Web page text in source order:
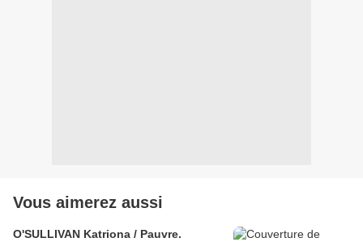
Vous aimerez aussi
O'SULLIVAN Katriona / Pauvre.